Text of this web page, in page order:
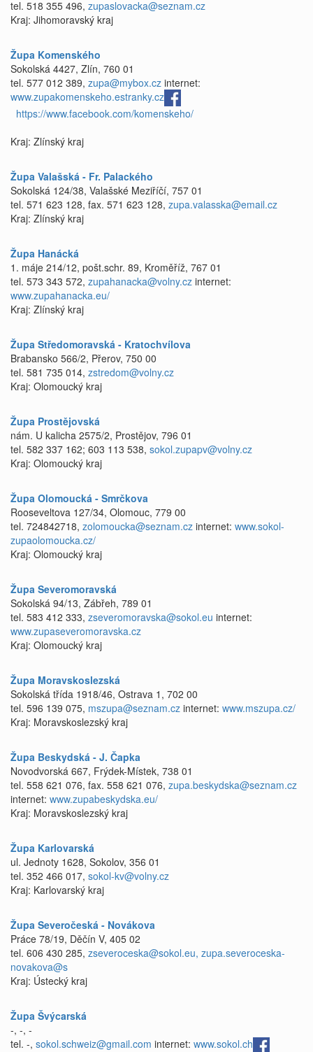
tel. 518 355 496, zupaslovacka@seznam.cz
Kraj: Jihomoravský kraj
Župa Komenského
Sokolská 4427, Zlín, 760 01
tel. 577 012 389, zupa@mybox.cz internet:
www.zupakomenskeho.estranky.cz
https://www.facebook.com/komenskeho/
Kraj: Zlínský kraj
Župa Valašská - Fr. Palackého
Sokolská 124/38, Valašské Meziříčí, 757 01
tel. 571 623 128, fax. 571 623 128, zupa.valasska@email.cz
Kraj: Zlínský kraj
Župa Hanácká
1. máje 214/12, pošt.schr. 89, Kroměříž, 767 01
tel. 573 343 572, zupahanacka@volny.cz internet:
www.zupahanacka.eu/
Kraj: Zlínský kraj
Župa Středomoravská - Kratochvílova
Brabansko 566/2, Přerov, 750 00
tel. 581 735 014, zstredom@volny.cz
Kraj: Olomoucký kraj
Župa Prostějovská
nám. U kalicha 2575/2, Prostějov, 796 01
tel. 582 337 162; 603 113 538, sokol.zupapv@volny.cz
Kraj: Olomoucký kraj
Župa Olomoucká - Smrčkova
Rooseveltova 127/34, Olomouc, 779 00
tel. 724842718, zolomoucka@seznam.cz internet: www.sokol-
zupaolomoucka.cz/
Kraj: Olomoucký kraj
Župa Severomoravská
Sokolská 94/13, Zábřeh, 789 01
tel. 583 412 333, zseveromoravska@sokol.eu internet:
www.zupaseveromoravska.cz
Kraj: Olomoucký kraj
Župa Moravskoslezská
Sokolská třída 1918/46, Ostrava 1, 702 00
tel. 596 139 075, mszupa@seznam.cz internet: www.mszupa.cz/
Kraj: Moravskoslezský kraj
Župa Beskydská - J. Čapka
Novodvorská 667, Frýdek-Místek, 738 01
tel. 558 621 076, fax. 558 621 076, zupa.beskydska@seznam.cz
internet: www.zupabeskydska.eu/
Kraj: Moravskoslezský kraj
Župa Karlovarská
ul. Jednoty 1628, Sokolov, 356 01
tel. 352 466 017, sokol-kv@volny.cz
Kraj: Karlovarský kraj
Župa Severočeská - Novákova
Práce 78/19, Děčín V, 405 02
tel. 606 430 285, zseveroceska@sokol.eu, zupa.severoceska-
novakova@s
Kraj: Ústecký kraj
Župa Švýcarská
-, -, -
tel. -, sokol.schweiz@gmail.com internet: www.sokol.ch